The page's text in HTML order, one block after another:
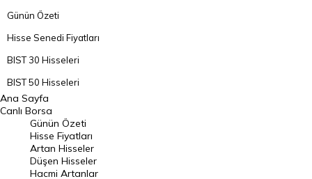
Günün Özeti
Hisse Senedi Fiyatları
BIST 30 Hisseleri
BIST 50 Hisseleri
BIST 100 Hisseleri
En Çok Artan Hisseler
En Çok Düşen Hisseler
Hacmi Artanlar
Ana Sayfa
Canlı Borsa
Günün Özeti
Hisse Fiyatları
Artan Hisseler
Düşen Hisseler
Hacmi Artanlar